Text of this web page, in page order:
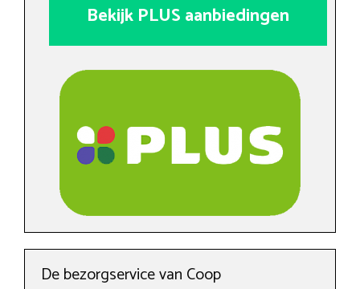
Bekijk PLUS aanbiedingen
De bezorgservice van Coop